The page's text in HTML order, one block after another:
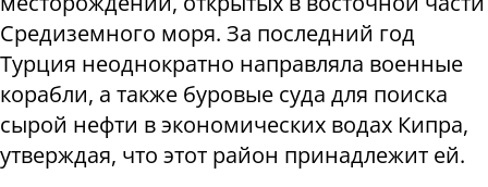
Средиземного моря. За последний год
Турция неоднократно направляла военные
корабли, а также буровые суда для поиска
сырой нефти в экономических водах Кипра,
утверждая, что этот район принадлежит ей.